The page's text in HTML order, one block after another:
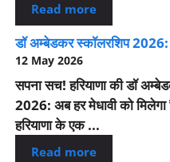
Read more
डॉ अम्बेडकर स्कॉलरशिप 2026:
12 May 2026
सपना सच! हरियाणा की डॉ
2026: अब हर मेधावी को
हरियाणा के एक ...
Read more